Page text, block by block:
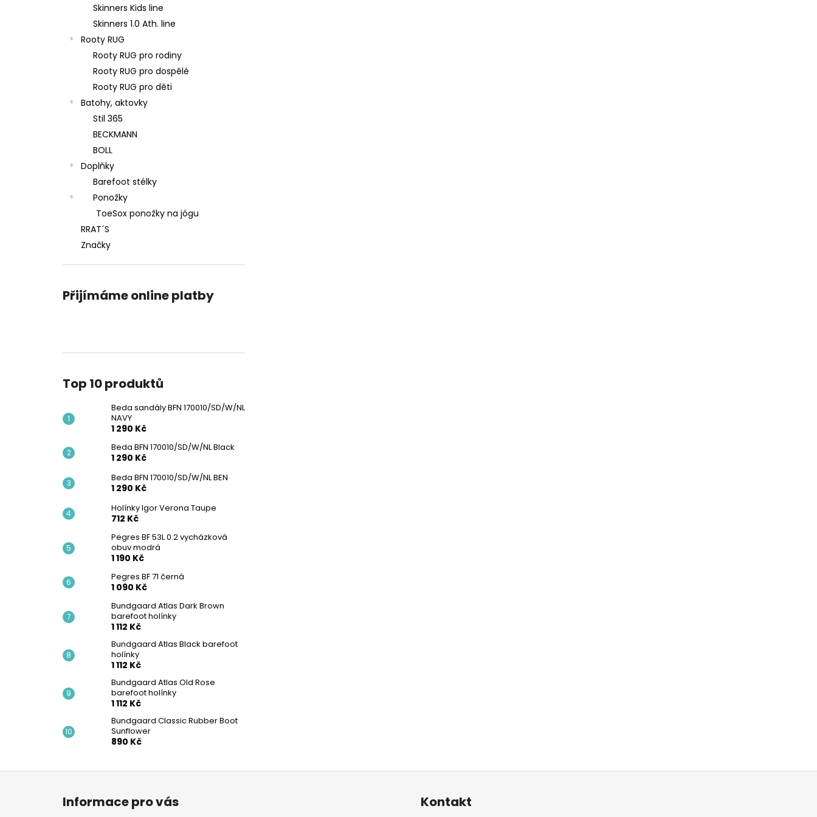
Skinners Kids line
Skinners 1.0 Ath. line
Rooty RUG
Rooty RUG pro rodiny
Rooty RUG pro dospělé
Rooty RUG pro děti
Batohy, aktovky
Stil 365
BECKMANN
BOLL
Doplňky
Barefoot stélky
Ponožky
ToeSox ponožky na jógu
RRAT´S
Značky
Přijímáme online platby
Top 10 produktů
Beda sandály BFN 170010/SD/W/NL
NAVY
1 290 Kč
Beda BFN 170010/SD/W/NL Black
1 290 Kč
Beda BFN 170010/SD/W/NL BEN
1 290 Kč
Holínky Igor Verona Taupe
712 Kč
Pegres BF 53L 0.2 vycházková
obuv modrá
1 190 Kč
Pegres BF 71 černá
1 090 Kč
Bundgaard Atlas Dark Brown
barefoot holínky
1 112 Kč
Bundgaard Atlas Black barefoot
holínky
1 112 Kč
Bundgaard Atlas Old Rose
barefoot holínky
1 112 Kč
Bundgaard Classic Rubber Boot
Sunflower
890 Kč
Z
Informace pro vás Kontakt